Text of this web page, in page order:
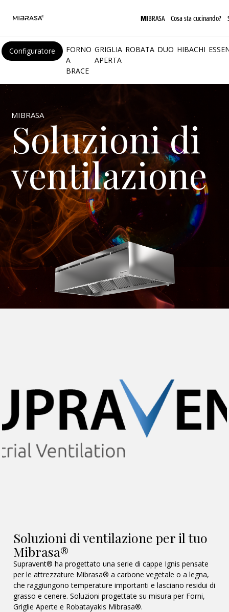
MIBRASA Cosa sta cucinando?
Configuratore
FORNO
A
BRACE
GRIGLIA
APERTA
ROBATA DUO HIBACHI
MIBRASA
Soluzioni di
ventilazione
Soluzioni di ventilazione per il tuo
Mibrasa®
Supravent® ha progettato una serie di cappe Ignis pensate
per le attrezzature Mibrasa® a carbone vegetale o a legna,
che raggiungono temperature importanti e lasciano residui di
grasso e cenere. Soluzioni progettate su misura per Forni,
Griglie Aperte e Robatayakis Mibrasa®.